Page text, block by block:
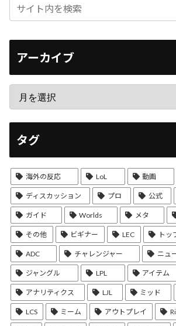
アーカイブ
タグ
海外の反応 LoL 動画
ディスカッション プロ 公式
ガイド Worlds メタ
その他 ビギナー LEC トッ
ADC チャレンジャー ニュ
ジャングル LPL アイテム
アナリティクス LJL ミッド
LCS ミーム アウトプレイ